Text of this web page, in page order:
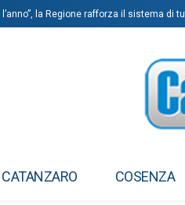
la Regione rafforza il sistema di
CATANZARO COSENZA